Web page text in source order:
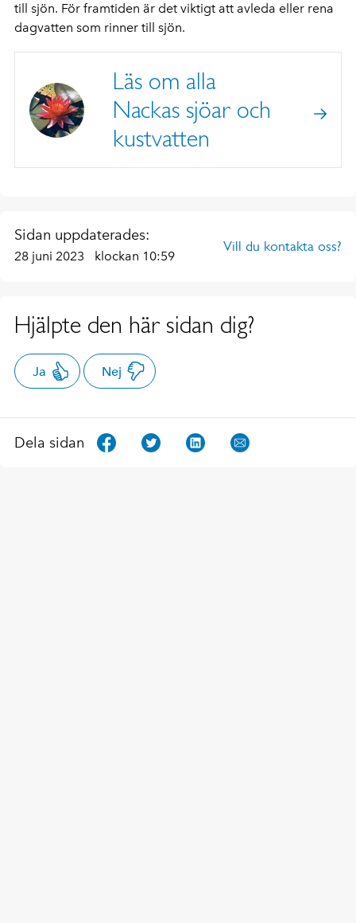
till sjön. För framtiden är det viktigt att avleda eller rena
dagvatten som rinner till sjön.
Läs om alla
Nackas sjöar och
kustvatten
Sidan uppdaterades:
28 juni 2023 klockan 10:59
Vill du kontakta oss?
Hjälpte den här sidan dig?
Ja Nej
Dela sidan